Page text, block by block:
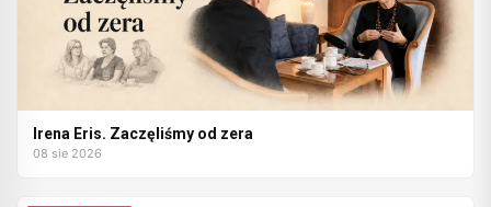
Irena Eris. Zaczęliśmy od zera
08 sie 2026